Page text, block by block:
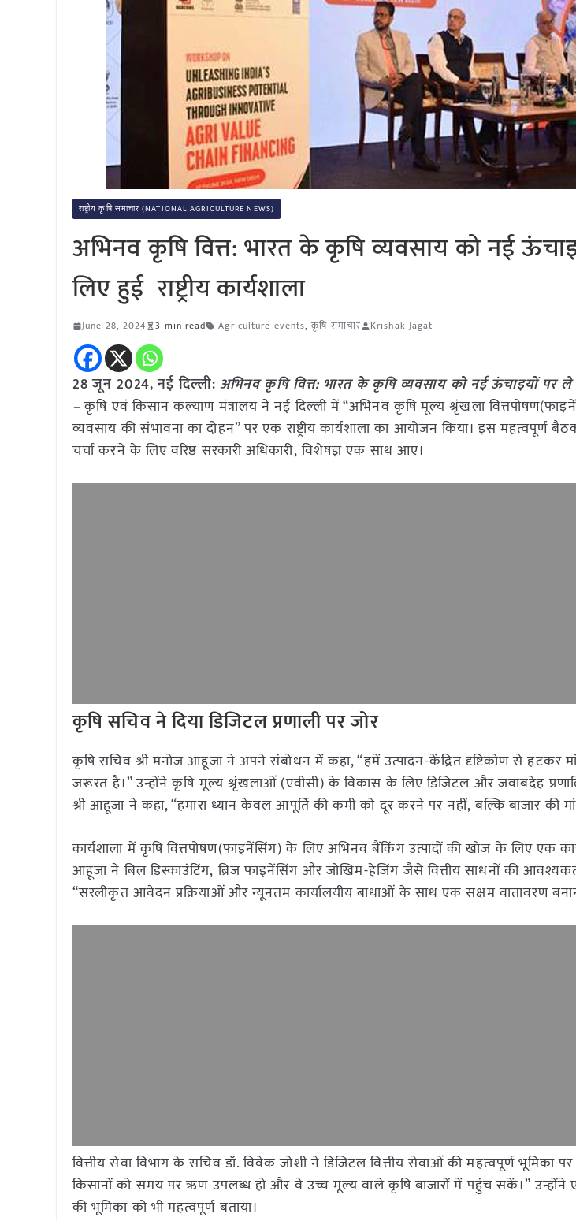
राष्ट्रीय कृषि समाचार (NATIONAL AGRICULTURE NEWS)
अभिनव कृषि वित्त: भारत के कृषि व्यवसाय को नई
लिए हुई राष्ट्रीय कार्यशाला
June 28, 2024 3 min read Agriculture events,कृषि समाचार Krishak Jagat
28 जून 2024,नई दिल्ली: अभिनव कृषि वित्त: भारत के कृषि व्यवसाय को नई ऊंचाइयों पर ले
–कृषि एवं किसान कल्याण मंत्रालय ने नई दिल्ली में “अभिनव कृषि मूल्य श्रृंखला
व्यवसाय की संभावना का दोहन” पर एक राष्ट्रीय कार्यशाला का आयोजन किया। इस महत्वपूर्ण
चर्चा करने के लिए वरिष्ठ सरकारी अधिकारी, विशेषज्ञ एक साथ आए।
कृषिसचिव ने दिया डिजिटल प्रणाली पर जोर
कृषि सचिव श्री मनोज आहूजा ने अपने संबोधन में कहा, “हमें उत्पादन-केंद्रित दृष्टिकोण से हटकर
जरूरत है।” उन्होंने कृषि मूल्य श्रृंखलाओं (एवीसी) के विकास के लिए डिजिटल और जवाबदेह
श्री आहूजा ने कहा, “हमारा ध्यान केवल आपूर्ति की कमी को दूर करने पर नहीं, बल्कि बाजार की
कार्यशाला में कृषि वित्तपोषण(फाइनेंसिंग) के लिए अभिनव बैंकिंग उत्पादों की खोज के लिए एक
आहूजा ने बिल डिस्काउंटिंग, ब्रिज फाइनेंसिंग और जोखिम-हेजिंग जैसे वित्तीय साधनों की
“सरलीकृत आवेदन प्रक्रियाओं और न्यूनतम कार्यालयीय बाधाओं के साथ एक सक्षम वातावरण
वित्तीय सेवा विभाग के सचिव डॉ. विवेक जोशी ने डिजिटल वित्तीय सेवाओं की महत्वपूर्ण भूमिका
किसानों को समय पर ऋण उपलब्ध हो और वे उच्च मूल्य वाले कृषि बाजारों में पहुंच सकें।” उन्होंने
की भूमिका को भी महत्वपूर्ण बताया।